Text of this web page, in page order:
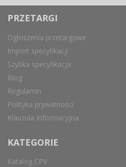
PRZETARGI
Ogłoszenia przetargowe
Import specyfikacji
Szybka specyfikacja
Blog
Regulamin
Polityka prywatności
Klauzula Informacyjna
KATEGORIE
Katalog CPV